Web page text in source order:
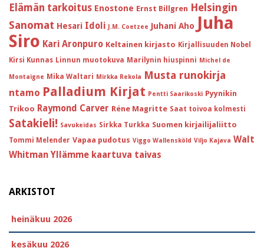
Elämän tarkoitus Enostone Ernst Billgren Helsingin
Sanomat Hesari Idoli J.M. Coetzee Juhani Aho Juha
Siro Kari Aronpuro Keltainen kirjasto Kirjallisuuden Nobel
Kirsi Kunnas Linnun muotokuva Marilynin hiuspinni Michel de
Montaigne Mika Waltari Mirkka Rekola Musta runokirja
ntamo Palladium Kirjat Pentti Saarikoski Pyynikin
Trikoo Raymond Carver Réne Magritte Saat toivoa kolmesti
Satakieli! Savukeidas Sirkka Turkka Suomen kirjailijaliitto
Tommi Melender Vapaa pudotus Viggo Wallensköld Viljo Kajava Walt
Whitman Yllämme kaartuva taivas
ARKISTOT
heinäkuu 2026
kesäkuu 2026